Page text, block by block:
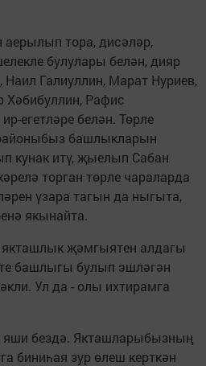
аерылып тора, дисәләр,
булулары белән, дияр
Галиуллин, Марат Нуриев,
Рафис
егетләре белән. Төрле
башлыкларын
кунак итү, җыелып Сабан
торган төрле чараларда
үзара тагын да ныгыта,
якынайта.
якташлык җәмгыятен алдагы
башлыгы булып эшләгән
Ул да - олы ихтирамга
бездә. Якташларыбызның
биниһая зур өлеш керткән